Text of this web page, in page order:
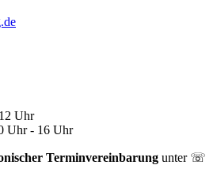
Uhr
Uhr - 16 Uhr
Terminvereinbarung unter ☏